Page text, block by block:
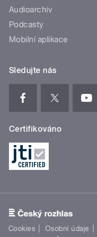
Audioarchiv
Podcasty
Mobilní aplikace
Sledujte nás
Certifikováno
Cookies Osobní údaje